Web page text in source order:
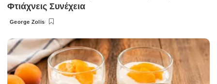
Φτιάχνεις Συνέχεια
Posted
George Zolis